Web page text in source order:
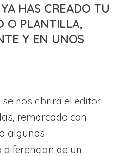
HAS CREADO TU
O PLANTILLA,
Y EN UNOS
nos abrirá el editor
remarcado con
algunas
diferencian de un